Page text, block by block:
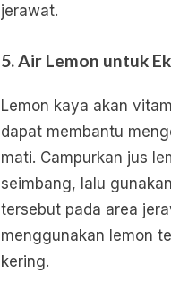
jerawat.
5.Air Lemon untuk
Lemon kaya akan
dapat membantu
mati. Campurkan jus
seimbang, lalu
tersebut pada area
menggunakan lemon
kering.